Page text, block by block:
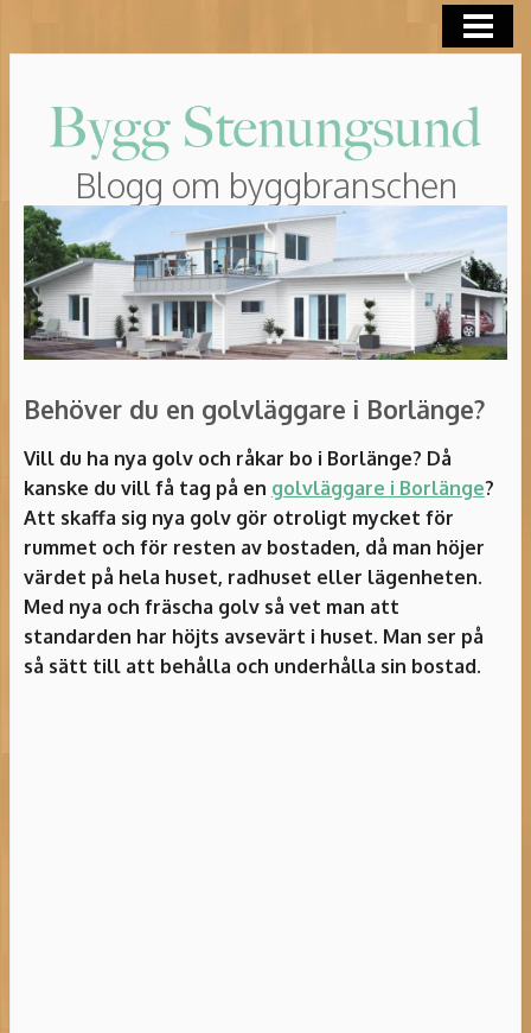
Blogg om byggbranschen
Behöver du en golvläggare i Borlänge?
Vill du ha nya golv och råkar bo i Borlänge? Då
kanske du vill få tag på en golvläggare i Borlänge?
Att skaffa sig nya golv gör otroligt mycket för
rummet och för resten av bostaden, då man höjer
värdet på hela huset, radhuset eller lägenheten.
Med nya och fräscha golv så vet man att
standarden har höjts avsevärt i huset. Man ser på
så sätt till att behålla och underhålla sin bostad.